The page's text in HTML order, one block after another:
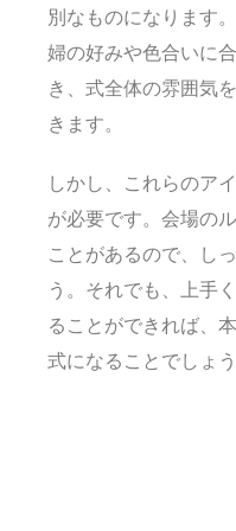
別なものになります
婦の好みや色合いに
き、式全体の雰囲気
きます。
しかし、これらのア
が必要です。会場の
ことがあるので、し
う。それでも、上手
ることができれば、
式になることでしょう